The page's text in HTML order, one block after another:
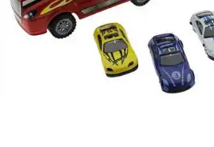
Nerf
Silahlar
Silah Setleri